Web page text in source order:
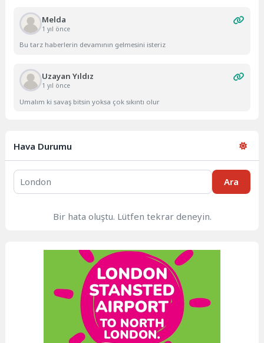
Melda
1 yıl önce
Bu tarz haberlerin devamının gelmesini isteriz
Uzayan Yıldız
1 yıl önce
Umalım ki savaş bitsin yoksa çok sıkıntı olur
Hava Durumu
Ara
Bir hata oluştu. Lütfen tekrar deneyin.